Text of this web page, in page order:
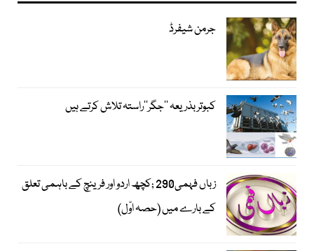
جرمن شیفرڈ
کبوتر بذریعہ ’’جگر‘‘راستہ تلاش کرتے ہیں
زباں فہمی290 ;کچھ اردو اور فرینچ کے باہمی تعلق
کے بارے میں (حصہ اوّل)